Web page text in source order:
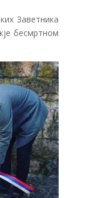
Заветника
бесмртном